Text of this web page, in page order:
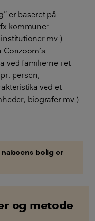
er baseret på
kommuner
mv.),
ved familierne i et
person,
ved et
biografer mv.).
bolig er
og metode